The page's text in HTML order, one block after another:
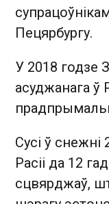
Пецярбургу.
У 2018 годзе
асуджанага ў
Сусі ў
Расіі да 12
сцвярджаў,